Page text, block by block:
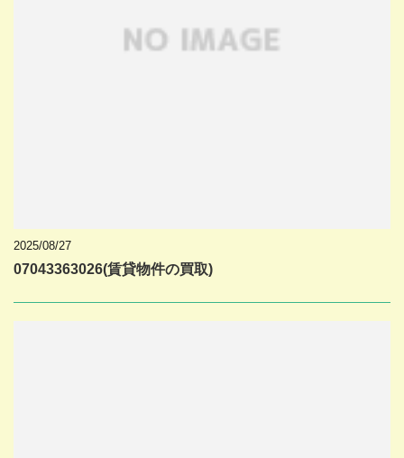
2025/08/27
07043363026(賃貸物件の買取)